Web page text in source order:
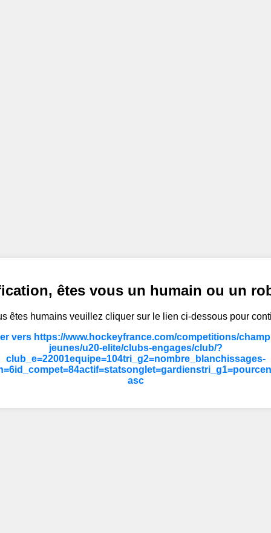
êtes vous un humain ou un
êtes humains veuillez cliquer sur le lien ci-dessous pour
vers https://www.hockeyfrance.com/competitions/
jeunes/u20-elite/clubs-engages/club/?
club_e=22001equipe=104tri_g2=nombre_blanchissages-
asc